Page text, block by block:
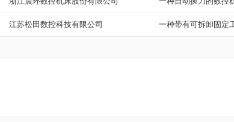
江苏松田数控科技有限公司 一种带有可拆卸固定